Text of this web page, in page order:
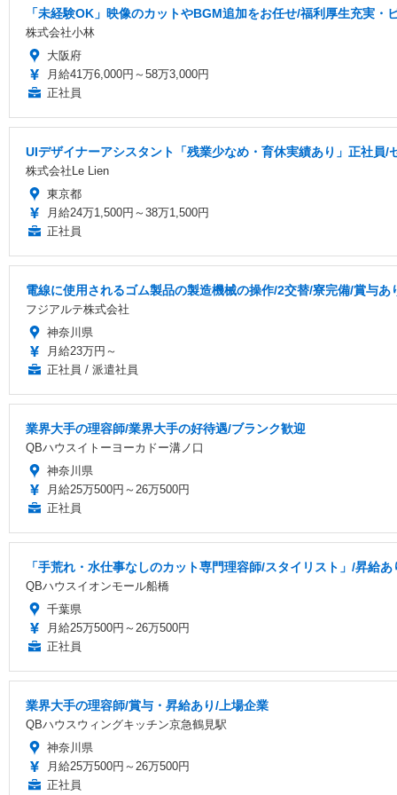
「未経験OK」映像のカットやBGM追加をお任せ/福利厚生充実・
株式会社小林
大阪府
月給41万6,000円～58万3,000円
正社員
UIデザイナーアシスタント「残業少なめ・育休実績あり」正社
株式会社Le Lien
東京都
月給24万1,500円～38万1,500円
正社員
電線に使用されるゴム製品の製造機械の操作/2交替/寮完備/賞与あ
フジアルテ株式会社
神奈川県
月給23万円～
正社員 / 派遣社員
業界大手の理容師/業界大手の好待遇/ブランク歓迎
QBハウスイトーヨーカドー溝ノ口
神奈川県
月給25万500円～26万500円
正社員
「手荒れ・水仕事なしのカット専門理容師/スタイリスト」/昇給
QBハウスイオンモール船橋
千葉県
月給25万500円～26万500円
正社員
業界大手の理容師/賞与・昇給あり/上場企業
QBハウスウィングキッチン京急鶴見駅
神奈川県
月給25万500円～26万500円
正社員